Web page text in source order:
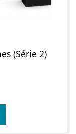
(Série 2)